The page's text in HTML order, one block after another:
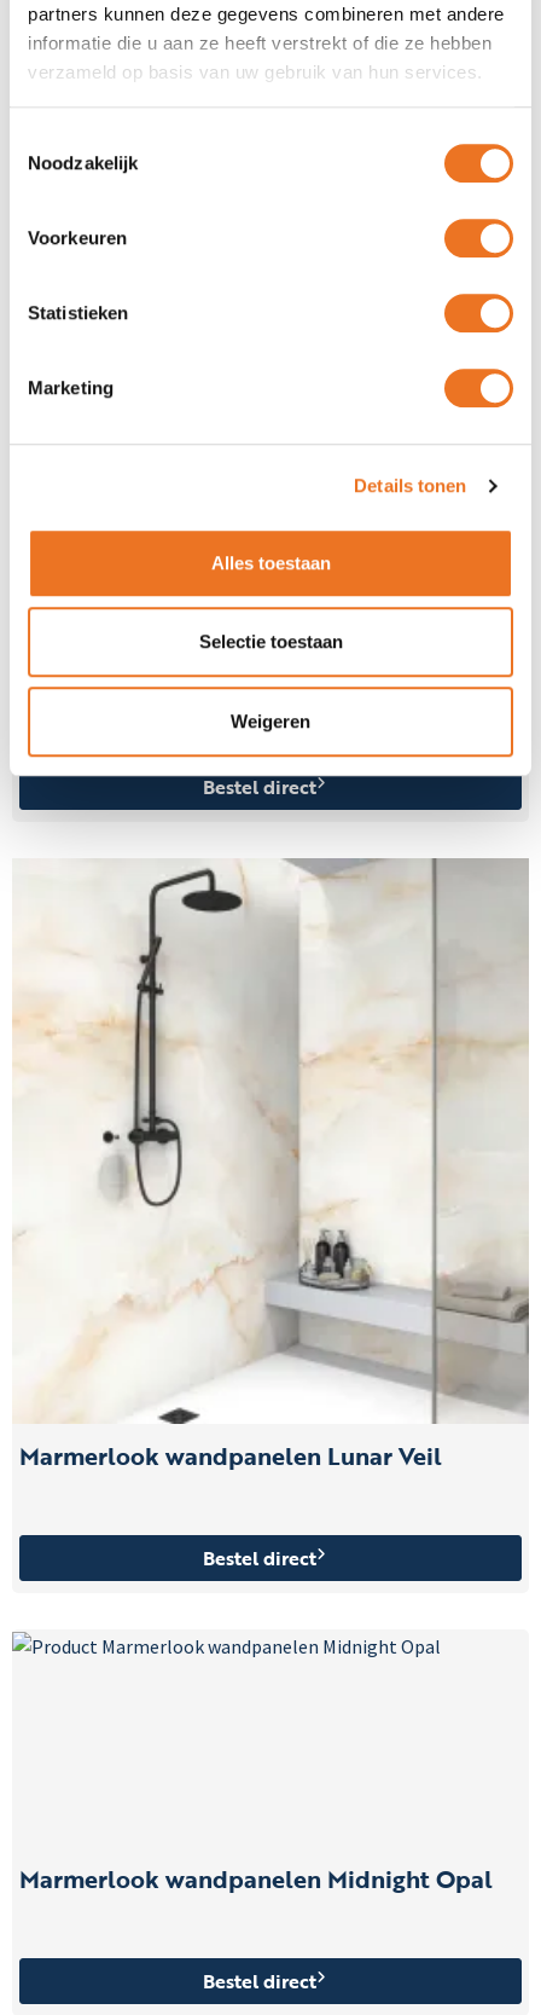
partners kunnen deze gegevens combineren met andere
informatie die u aan ze heeft verstrekt of die ze hebben
verzameld op basis van uw gebruik van hun services.
Noodzakelijk
Voorkeuren
Statistieken
Marketing
Details tonen
Alles toestaan
Selectie toestaan
Weigeren
Bestel direct
Marmerlook wandpanelen Ivory Phantom
Bestel direct
Marmerlook wandpanelen Lunar Veil
Bestel direct
Marmerlook wandpanelen Midnight Opal
Bestel direct